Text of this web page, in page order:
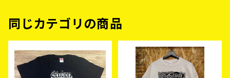
同じカテゴリの商品